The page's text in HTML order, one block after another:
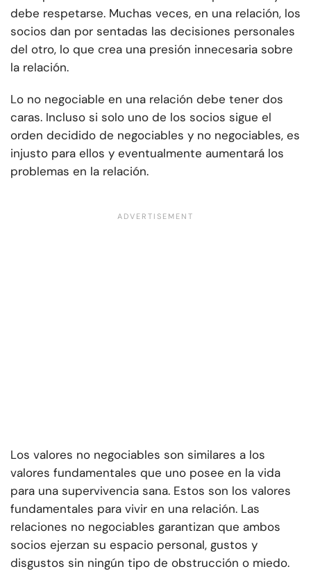
debe respetarse. Muchas veces, en una relación, los
socios dan por sentadas las decisiones personales
del otro, lo que crea una presión innecesaria sobre
la relación.
Lo no negociable en una relación debe tener dos
caras. Incluso si solo uno de los socios sigue el
orden decidido de negociables y no negociables, es
injusto para ellos y eventualmente aumentará los
problemas en la relación.
Los valores no negociables son similares a los
valores fundamentales que uno posee en la vida
para una supervivencia sana. Estos son los valores
fundamentales para vivir en una relación. Las
relaciones no negociables garantizan que ambos
socios ejerzan su espacio personal, gustos y
disgustos sin ningún tipo de obstrucción o miedo.